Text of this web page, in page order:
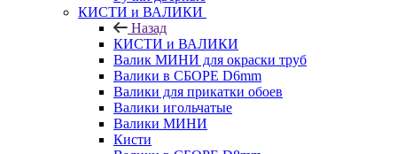
КИСТИ и ВАЛИКИ
Назад
КИСТИ и ВАЛИКИ
Валик МИНИ для окраски труб
Валики в СБОРЕ D6mm
Валики для прикатки обоев
Валики игольчатые
Валики МИНИ
Кисти